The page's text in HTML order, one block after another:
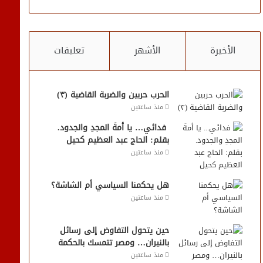
الأخيرة الأشهر تعليقات
الحرب حربين والضربة القاضية (٣)
منذ ساعتين
فدائي… يا أمةَ المجدِ والجدود.
بقلم: الحاج عبد العظيم كحيل
منذ ساعتين
هل يحكمنا السياسي أم الشاشة؟
منذ ساعتين
حين يتحول التفاوض إلى رسائل
بالنيران… ومصر تتمسك بالحكمة
منذ ساعتين